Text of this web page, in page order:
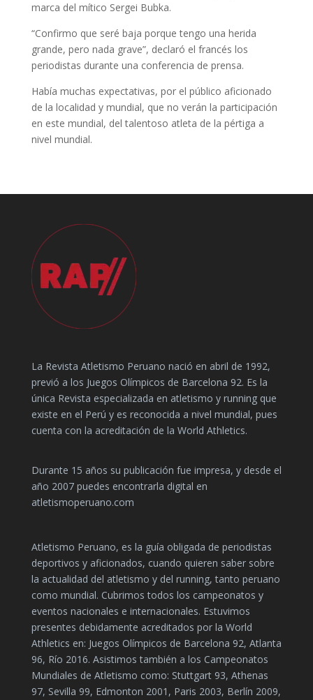
marca del mítico Sergei Bubka.
“Confirmo que seré baja porque tengo una herida
grande, pero nada grave”, declaró el francés los
periodistas durante una conferencia de prensa.
Había muchas expectativas, por el público aficionado
de la localidad y mundial, que no verán la participación
en este mundial, del talentoso atleta de la pértiga a
nivel mundial.
La Revista Atletismo Peruano nació en abril de 1992,
previó a los Juegos Olímpicos de Barcelona 92. Es la
única Revista especializada en atletismo y running que
existe en el Perú y es reconocida a nivel mundial, pues
cuenta con la acreditación de la World Athletics.
Durante 15 años su publicación fue impresa, y desde el
año 2007 puedes encontrarla digital en
atletismoperuano.com
Atletismo Peruano, es la guía obligada de periodistas
deportivos y aficionados, cuando quieren saber sobre
la actualidad del atletismo y del running, tanto peruano
como mundial. Cubrimos todos los campeonatos y
eventos nacionales e internacionales. Estuvimos
presentes debidamente acreditados por la World
Athletics en: Juegos Olímpicos de Barcelona 92, Atlanta
96, Río 2016. Asistimos también a los Campeonatos
Mundiales de Atletismo como: Stuttgart 93, Athenas
97, Sevilla 99, Edmonton 2001, Paris 2003, Berlín 2009,